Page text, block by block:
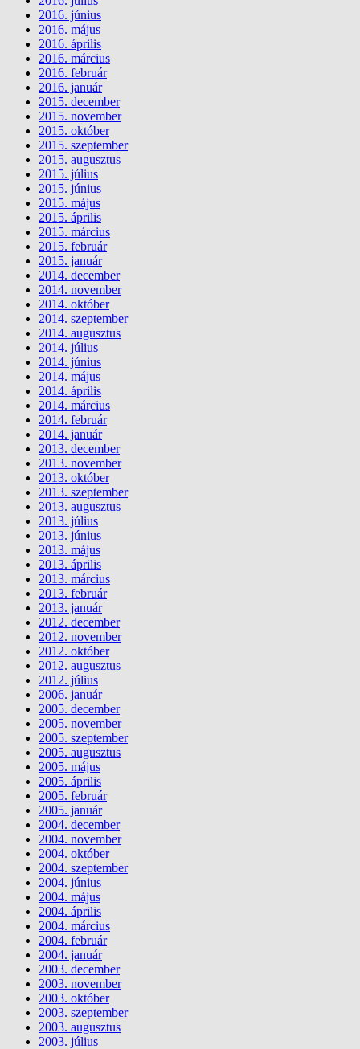
2016. június
2016. május
2016. április
2016. március
2016. február
2016. január
2015. december
2015. november
2015. október
2015. szeptember
2015. augusztus
2015. július
2015. június
2015. május
2015. április
2015. március
2015. február
2015. január
2014. december
2014. november
2014. október
2014. szeptember
2014. augusztus
2014. július
2014. június
2014. május
2014. április
2014. március
2014. február
2014. január
2013. december
2013. november
2013. október
2013. szeptember
2013. augusztus
2013. július
2013. június
2013. május
2013. április
2013. március
2013. február
2013. január
2012. december
2012. november
2012. október
2012. augusztus
2012. július
2006. január
2005. december
2005. november
2005. szeptember
2005. augusztus
2005. május
2005. április
2005. február
2005. január
2004. december
2004. november
2004. október
2004. szeptember
2004. június
2004. május
2004. április
2004. március
2004. február
2004. január
2003. december
2003. november
2003. október
2003. szeptember
2003. augusztus
2003. július